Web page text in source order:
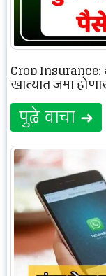
Crop Insurance:
खात्यात जमा
पुढे वाचा ➜